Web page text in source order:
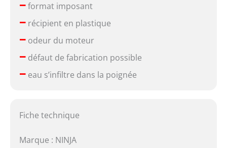
–format imposant
–récipient en plastique
–odeur du moteur
–défaut de fabrication possible
–eau s’infiltre dans la poignée
Fiche technique
Marque : NINJA